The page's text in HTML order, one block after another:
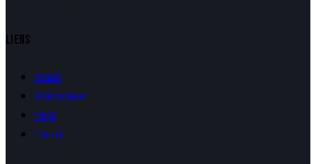
LIENS
Accueil
Notre histoire
Menu
Contact